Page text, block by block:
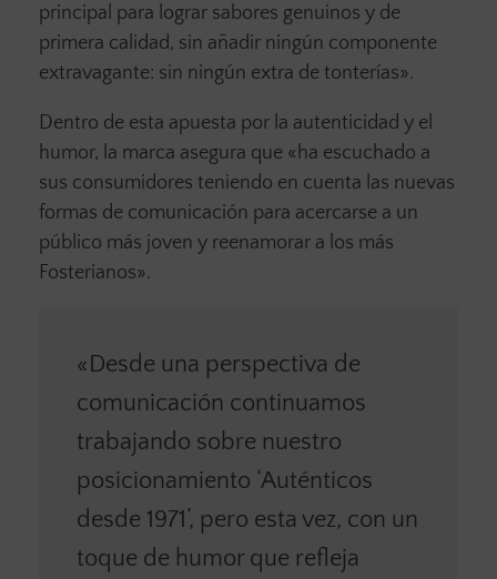
principal para lograr sabores genuinos y de
primera calidad, sin añadir ningún componente
extravagante: sin ningún extra de tonterías».
Dentro de esta apuesta por la autenticidad y el
humor, la marca asegura que «ha escuchado a
sus consumidores teniendo en cuenta las nuevas
formas de comunicación para acercarse a un
público más joven y reenamorar a los más
Fosterianos».
«Desde una perspectiva de
comunicación continuamos
trabajando sobre nuestro
posicionamiento ‘Auténticos
desde 1971’, pero esta vez, con un
toque de humor que refleja